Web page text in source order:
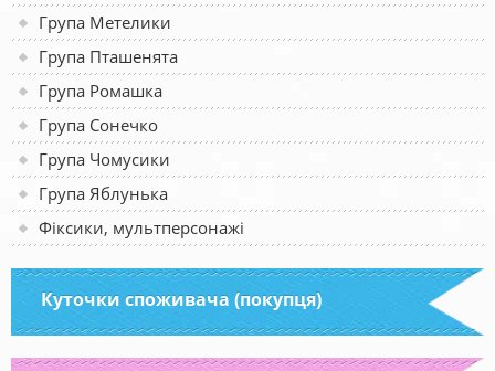
Група Метелики
Група Пташенята
Група Ромашка
Група Сонечко
Група Чомусики
Група Яблунька
Фіксики, мультперсонажі
Куточки споживача (покупця)